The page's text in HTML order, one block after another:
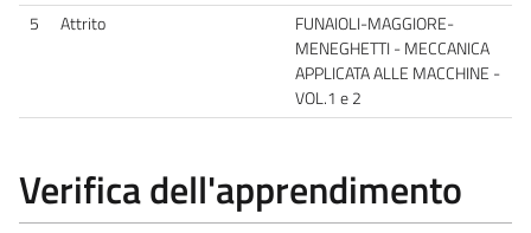
5
Attrito
FUNAIOLI-MAGGIORE-
MENEGHETTI - MECCANICA
APPLICATA ALLE MACCHINE -
VOL.1 e 2
Verifica dell'apprendimento